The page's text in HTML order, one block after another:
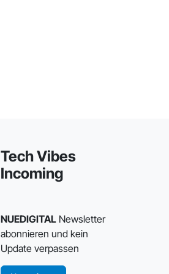
Tech Vibes
Incoming
NUEDIGITALNewsletter
abonnieren und kein
Update verpassen